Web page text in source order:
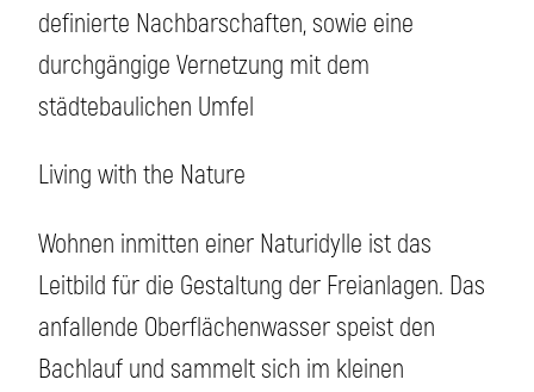
definierte Nachbarschaften, sowie eine
durchgängige Vernetzung mit dem
städtebaulichen Umfel
Living with the Nature
Wohnen inmitten einer Naturidylle ist das
Leitbild für die Gestaltung der Freianlagen. Das
anfallende Oberflächenwasser speist den
Bachlauf und sammelt sich im kleinen